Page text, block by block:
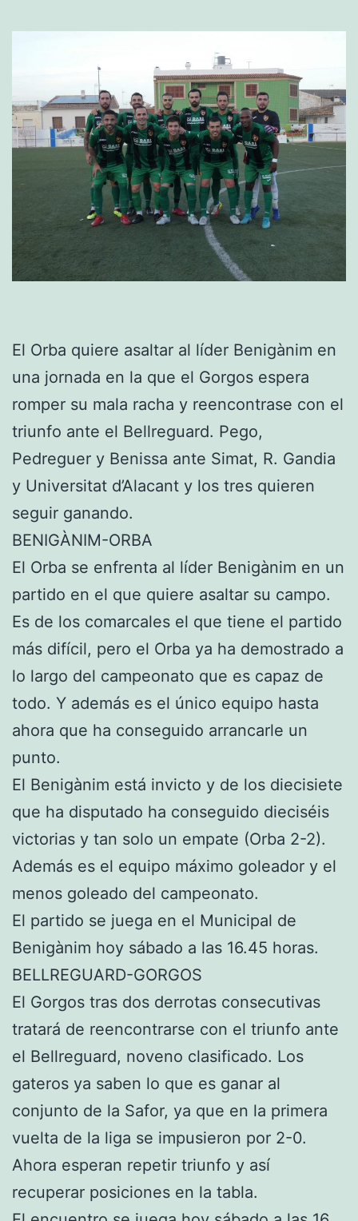
El Orba quiere asaltar al líder Benigànim en
una jornada en la que el Gorgos espera
romper su mala racha y reencontrase con el
triunfo ante el Bellreguard. Pego,
Pedreguer y Benissa ante Simat, R. Gandia
y Universitat d’Alacant y los tres quieren
seguir ganando.
BENIGÀNIM-ORBA
El Orba se enfrenta al líder Benigànim en un
partido en el que quiere asaltar su campo.
Es de los comarcales el que tiene el partido
más difícil, pero el Orba ya ha demostrado a
lo largo del campeonato que es capaz de
todo. Y además es el único equipo hasta
ahora que ha conseguido arrancarle un
punto.
El Benigànim está invicto y de los diecisiete
que ha disputado ha conseguido dieciséis
victorias y tan solo un empate (Orba 2-2).
Además es el equipo máximo goleador y el
menos goleado del campeonato.
El partido se juega en el Municipal de
Benigànim hoy sábado a las 16.45 horas.
BELLREGUARD-GORGOS
El Gorgos tras dos derrotas consecutivas
tratará de reencontrarse con el triunfo ante
el Bellreguard, noveno clasificado. Los
gateros ya saben lo que es ganar al
conjunto de la Safor, ya que en la primera
vuelta de la liga se impusieron por 2-0.
Ahora esperan repetir triunfo y así
recuperar posiciones en la tabla.